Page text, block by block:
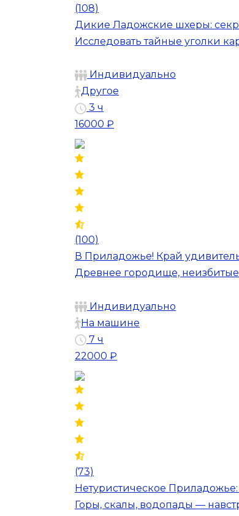
(108)
Дикие Ладожские шхеры:
Исследовать тайные уголки
Индивидуально
Другое
3 ч
16000 ₽
(100)
В Приладожье! Край
Древнее городище,
Индивидуально
На машине
7 ч
22000 ₽
(73)
Нетуристическое
Горы, скалы, водопады —